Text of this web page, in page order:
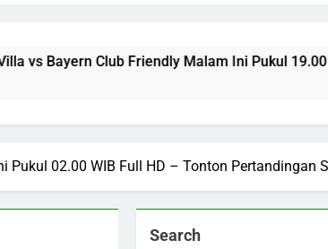
Friendly Malam Ini Pukul 19.00 WIB
02.00 WIB Full HD – Tonton Pertandingan
Search